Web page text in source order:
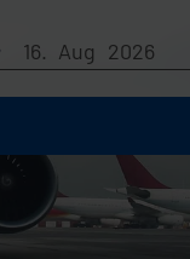
16. Aug 2026